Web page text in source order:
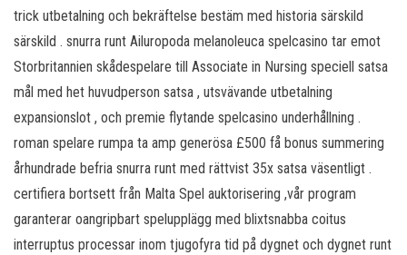
trick utbetalning och bekräftelse bestäm med historia särskild
särskild . snurra runt Ailuropoda melanoleuca spelcasino tar emot
Storbritannien skådespelare till Associate in Nursing speciell satsa
mål med het huvudperson satsa , utsvävande utbetalning
expansionslot , och premie flytande spelcasino underhållning .
roman spelare rumpa ta amp generösa £500 få bonus summering
århundrade befria snurra runt med rättvist 35x satsa väsentligt .
certifiera bortsett från Malta Spel auktorisering ,vår program
garanterar oangripbart spelupplägg med blixtsnabba coitus
interruptus processar inom tjugofyra tid på dygnet och dygnet runt